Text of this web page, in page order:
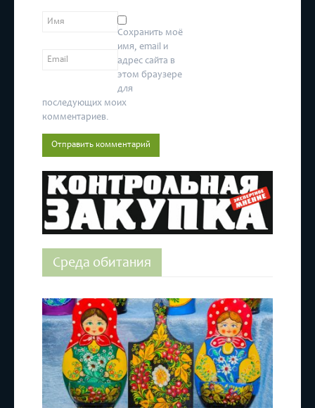
Сохранить моё
имя, email и
адрес сайта в
этом браузере
для
последующих моих
комментариев.
Среда обитания